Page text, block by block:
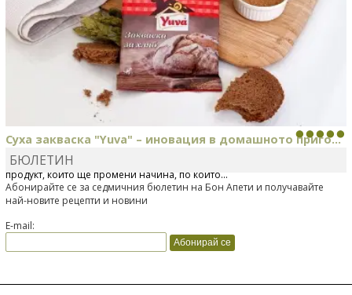
Суха закваска "Yuva" – иновация в домашното приго...
Отскоро Лесафр България стартира предлагането на изцяло нов
продукт, който ще промени начина, по който...
БЮЛЕТИН
Абонирайте се за седмичния бюлетин на Бон Апети и получавайте
най-новите рецепти и новини
E-mail: